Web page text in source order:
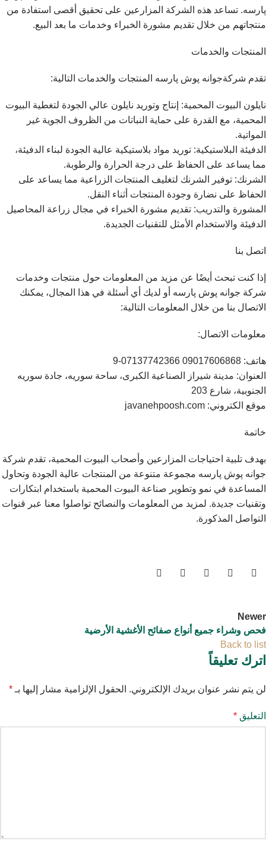
پارسه. تساعد هذه الشركة المزارعين على تحقيق أقصى استفادة من
منتجاتهم من خلال تقديم مشورة الخبراء وخدمات ما بعد البيع.
المنتجات والخدمات
تقدم شركةجوانه پوش پارسه المنتجات والخدمات التالية:
نايلون البيوت المحمية: إنتاج وتوريد نايلون عالي الجودة لتغطية البيوت
المحمية، مع القدرة على حماية النباتات من الظروف الجوية غير
المواتية.
الدفيئة البلاستيكية: توريد مواد بلاستيكية عالية الجودة لبناء الدفيئة،
مما يساعد على الحفاظ على درجة الحرارة والرطوبة.
الشرنك: توفير الشرنك لتغليف المنتجات الزراعية مما يساعد على
الحفاظ على نضارة وجودة المنتجات أثناء النقل.
المشورة والتدريب: تقديم مشورة الخبراء في مجال زراعة المحاصيل
الدفيئة والاستخدام الأمثل للتقنيات الجديدة.
اتصل بنا
إذا كنت تبحث أيضًا عن مزيد من المعلومات حول منتجات وخدمات
شركة جوانه پوش پارسه أو لديك أي أسئلة في هذا المجال، يمكنك
الاتصال بنا من خلال المعلومات التالية:
معلومات الاتصال:
هاتف: 09017606868 07137742366-9
العنوان: مدينة شيراز الصناعية الكبرى، ساحة سوريه، جادة سوريه
الجنوبية، شارع 203
موقع الكتروني: javanehpoosh.com
خاتمة
بهدف تلبية احتياجات المزارعين وأصحاب البيوت المحمية، تقدم شركة
جوانه پوش پارسه مجموعة متنوعة من المنتجات عالية الجودة وتحاول
المساعدة في نمو وتطوير صناعة البيوت المحمية باستخدام ابتكارات
وتقنيات جديدة. لمزيد من المعلومات والنصائح تواصلوا معنا عبر قنوات
التواصل المذكورة.
Newer
فحص وشراء جميع أنواع صفائح الأغشية الأرضية
Back to list
اترك تعليقاً
لن يتم نشر عنوان بريدك الإلكتروني. الحقول الإلزامية مشار إليها بـ *
التعليق *